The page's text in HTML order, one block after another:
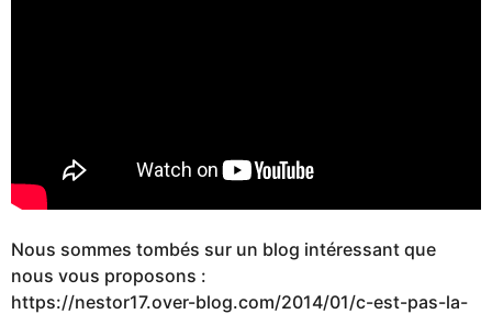
Nous sommes tombés sur un blog intéressant que
nous vous proposons :
https://nestor17.over-blog.com/2014/01/c-est-pas-la-